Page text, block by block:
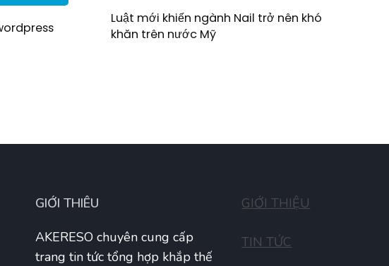
Luật mới khiến ngành Nail trở nên khó
khăn trên nước Mỹ
GIỚI THIÊU
AKERESO chuyên cung cấp
trang tin tức tổng hợp khắp thế
GIỚI THIỆU
TIN TỨC